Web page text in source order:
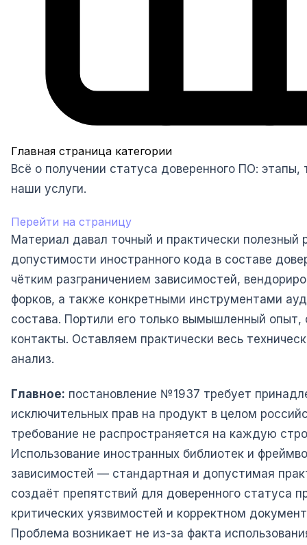
Главная страница категории
Всё о получении статуса доверенного ПО: этапы,
наши услуги.
Перейти на страницу
Материал давал точный и практически полезный
допустимости иностранного кода в составе
чётким разграничением зависимостей,
форков, а также конкретными инструментами
состава. Портили его только вымышленный опыт,
контакты. Оставляем практически весь
анализ.
Главное: постановление №1937 требует
исключительных прав на продукт в целом
требование не распространяется на каждую
Использование иностранных библиотек и
зависимостей — стандартная и допустимая
создаёт препятствий для доверенного статуса
критических уязвимостей и корректном
Проблема возникает не из-за факта